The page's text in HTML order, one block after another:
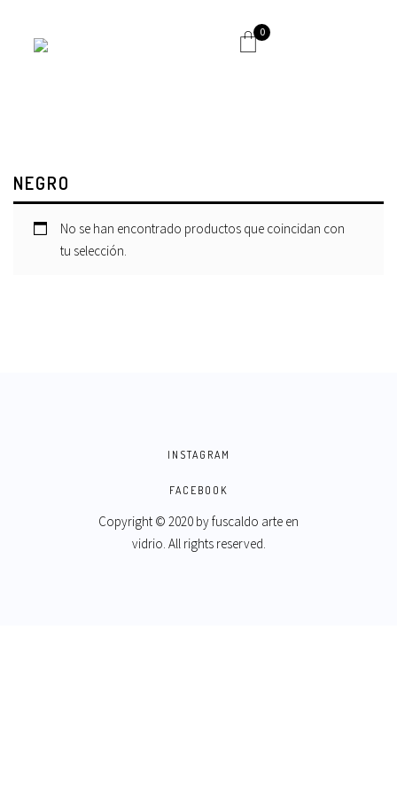
0
NEGRO
No se han encontrado productos que coincidan con
tu selección.
INSTAGRAM
FACEBOOK
Copyright © 2020 byfuscaldo arte en
vidrio. All rights reserved.